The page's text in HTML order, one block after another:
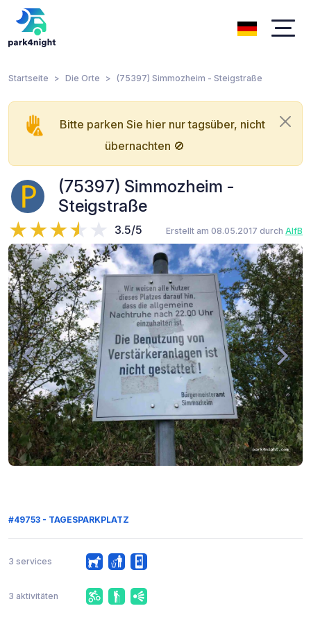
Startseite Die Orte (75397) Simmozheim - Steigstraße
Bitte parken Sie hier nur tagsüber, nicht
übernachten 🚫
(75397) Simmozheim -
Steigstraße
3.5/5 Erstellt am 08.05.2017 durch AlfB
#49753 - TAGESPARKPLATZ
3 services
3 aktivitäten